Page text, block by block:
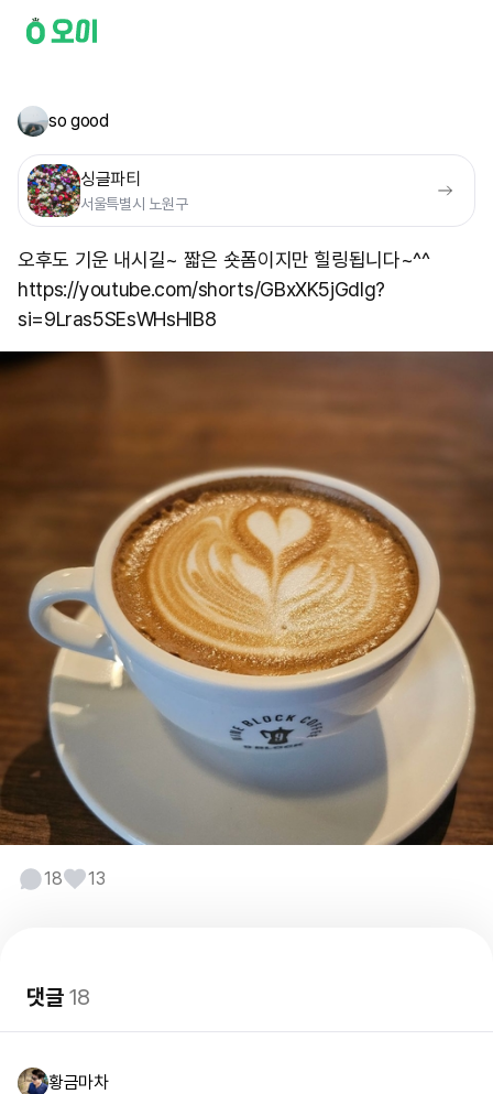
so good
싱글파티
서울특별시 노원구
오후도 기운 내시길~ 짧은 숏폼이지만 힐링됩니다~^^
https://youtube.com/shorts/GBxXK5jGdIg?
si=9Lras5SEsWHsHIB8
18 13
댓글18
황금마차